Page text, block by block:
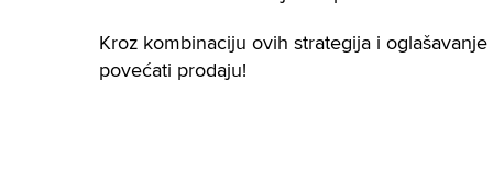
Kroz kombinaciju ovih strategija i
povećati prodaju!